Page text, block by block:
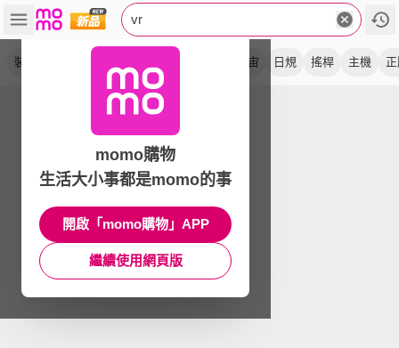
vr
裝置 元宇宙 日規 搖桿 主機
momo購物
生活大小事都是momo的事
開啟「momo購物」APP
繼續使用網頁版